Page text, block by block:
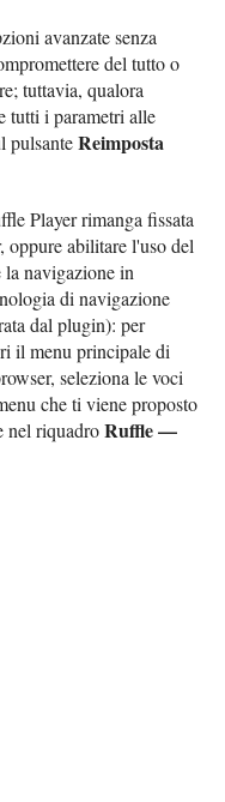
avanzate senza
del tutto o
tuttavia, qualora
tutti i parametri alle
pulsanteReimposta
Player rimanga fissata
oppure abilitare l'uso del
la navigazione in
di navigazione
dal plugin): per
il menu principale di
seleziona le voci
che ti viene proposto
nel riquadroRuffle —